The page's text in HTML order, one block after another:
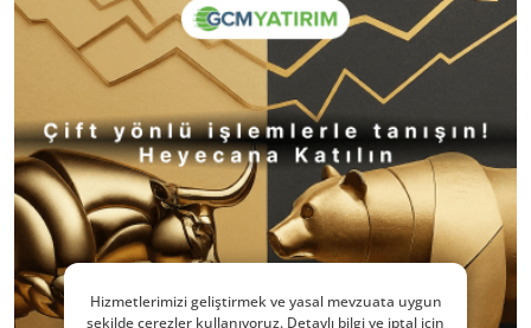
Hizmetlerimizi geliştirmek ve yasal mevzuata uygun
şekilde çerezler kullanıyoruz. Detaylı bilgi ve iptal için